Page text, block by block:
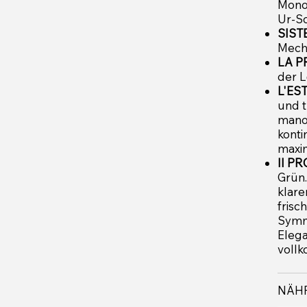
Ur-
LA
der
und
Il